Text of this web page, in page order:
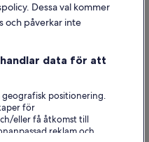
Dessa val kommer
och påverkar inte
data för att
positionering.
för
eller få åtkomst till
reklam och